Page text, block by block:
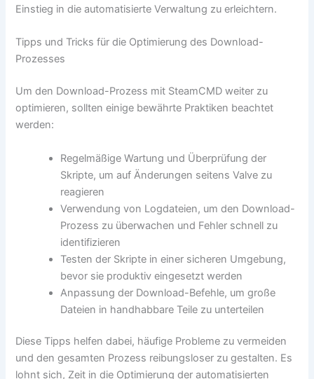
Einstieg in die automatisierte Verwaltung zu erleichtern.
Tipps und Tricks für die Optimierung des Download-
Prozesses
Um den Download-Prozess mit SteamCMD weiter zu
optimieren, sollten einige bewährte Praktiken beachtet
werden:
Regelmäßige Wartung und Überprüfung der
Skripte, um auf Änderungen seitens Valve zu
reagieren
Verwendung von Logdateien, um den Download-
Prozess zu überwachen und Fehler schnell zu
identifizieren
Testen der Skripte in einer sicheren Umgebung,
bevor sie produktiv eingesetzt werden
Anpassung der Download-Befehle, um große
Dateien in handhabbare Teile zu unterteilen
Diese Tipps helfen dabei, häufige Probleme zu vermeiden
und den gesamten Prozess reibungsloser zu gestalten. Es
lohnt sich, Zeit in die Optimierung der automatisierten